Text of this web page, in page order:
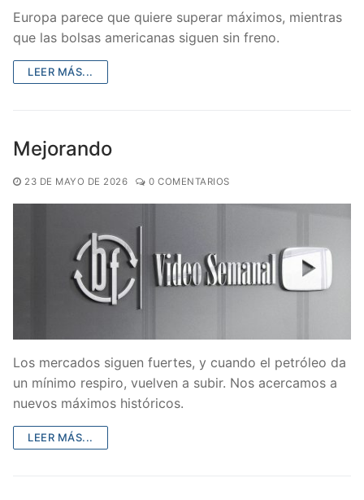
Europa parece que quiere superar máximos, mientras
que las bolsas americanas siguen sin freno.
LEER MÁS...
Mejorando
23 DE MAYO DE 2026 0 COMENTARIOS
Los mercados siguen fuertes, y cuando el petróleo da
un mínimo respiro, vuelven a subir. Nos acercamos a
nuevos máximos históricos.
LEER MÁS...